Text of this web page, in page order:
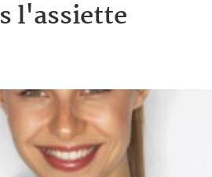
l'assiette